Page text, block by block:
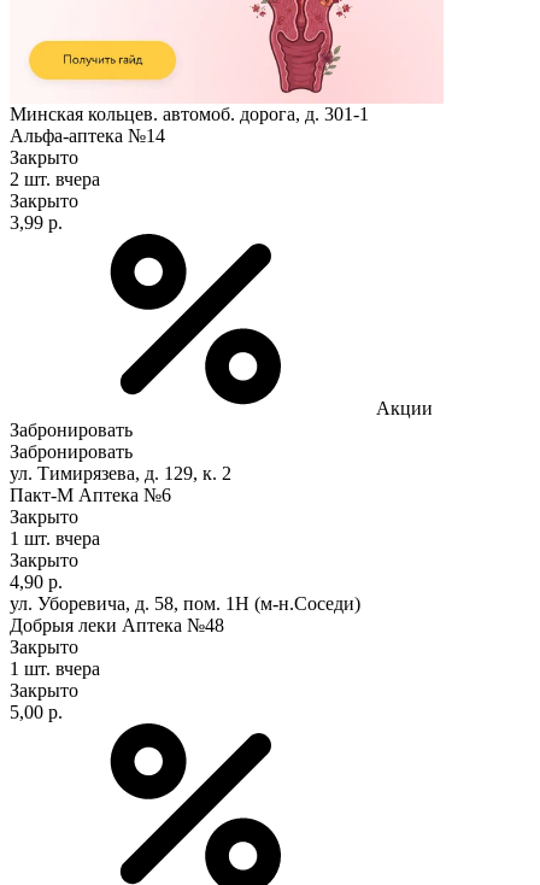
Минская кольцев. автомоб. дорога, д. 301-1
Альфа-аптека №14
Закрыто
2 шт. вчера
Закрыто
3,99 р.
Акции
Забронировать
Забронировать
ул. Тимирязева, д. 129, к. 2
Пакт-М Аптека №6
Закрыто
1 шт. вчера
Закрыто
4,90 р.
ул. Уборевича, д. 58, пом. 1Н (м-н.Соседи)
Добрыя леки Аптека №48
Закрыто
1 шт. вчера
Закрыто
5,00 р.